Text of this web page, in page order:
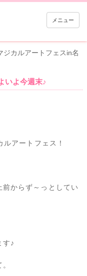
メニュー
ジカルアートフェスin名
いよ今週末♪
アートフェス！
からず～っとしてい
す♪